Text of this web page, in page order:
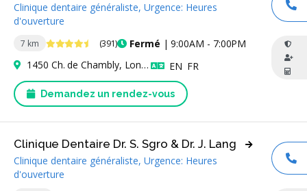
7 km 4.7 étoiles (391) Fermé | 9:00AM - 7:00PM
Clinique dentaire généraliste, Urgence: Heures
d'ouverture
Demandez un rendez-vous
1450 Ch. de Chambly, Longueuil, QC J4J 3X3, Canada EN Anglais
FR
Clinique Dentaire Dr. S. Sgro & Dr. J. Lang
Clinique dentaire généraliste, Urgence: Heures
d'ouverture